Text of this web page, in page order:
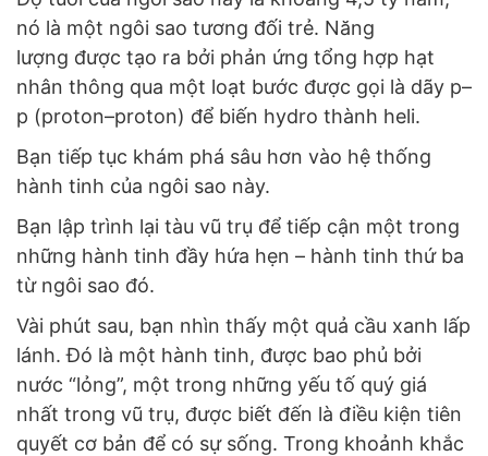
nó là một ngôi sao tương đối trẻ. Năng
lượng được tạo ra bởi phản ứng tổng hợp hạt
nhân thông qua một loạt bước được gọi là dãy p–
p (proton–proton) để biến hydro thành heli.
Bạn tiếp tục khám phá sâu hơn vào hệ thống
hành tinh của ngôi sao này.
Bạn lập trình lại tàu vũ trụ để tiếp cận một trong
những hành tinh đầy hứa hẹn – hành tinh thứ ba
từ ngôi sao đó.
Vài phút sau, bạn nhìn thấy một quả cầu xanh lấp
lánh. Đó là một hành tinh, được bao phủ bởi
nước “lỏng”, một trong những yếu tố quý giá
nhất trong vũ trụ, được biết đến là điều kiện tiên
quyết cơ bản để có sự sống. Trong khoảnh khắc